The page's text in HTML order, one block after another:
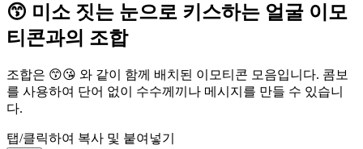
😙 미소 짓는 눈으로 키스하는 얼굴 이모
티콘과의 조합
조합은 😙😘 와 같이 함께 배치된 이모티콘 모음입니다. 콤보
를 사용하여 단어 없이 수수께끼나 메시지를 만들 수 있습니
다.
탭/클릭하여 복사 및 붙여넣기